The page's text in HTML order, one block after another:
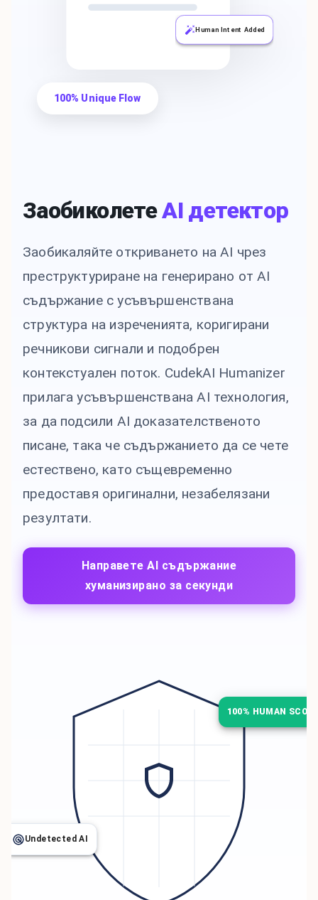
Human Intent Added
100% Unique Flow
ЗаобиколетеAI детектор
Заобикаляйте откриването на AI чрез
преструктуриране на генерирано от AI
съдържание с усъвършенствана
структура на изреченията, коригирани
речникови сигнали и подобрен
контекстуален поток. CudekAI Humanizer
прилага усъвършенствана AI технология,
за да подсили AI доказателственото
писане, така че съдържанието да се чете
естествено, като същевременно
предоставя оригинални, незабелязани
резултати.
Направете AI съдържание
хуманизирано за секунди
100% HUMAN
Undetected AI